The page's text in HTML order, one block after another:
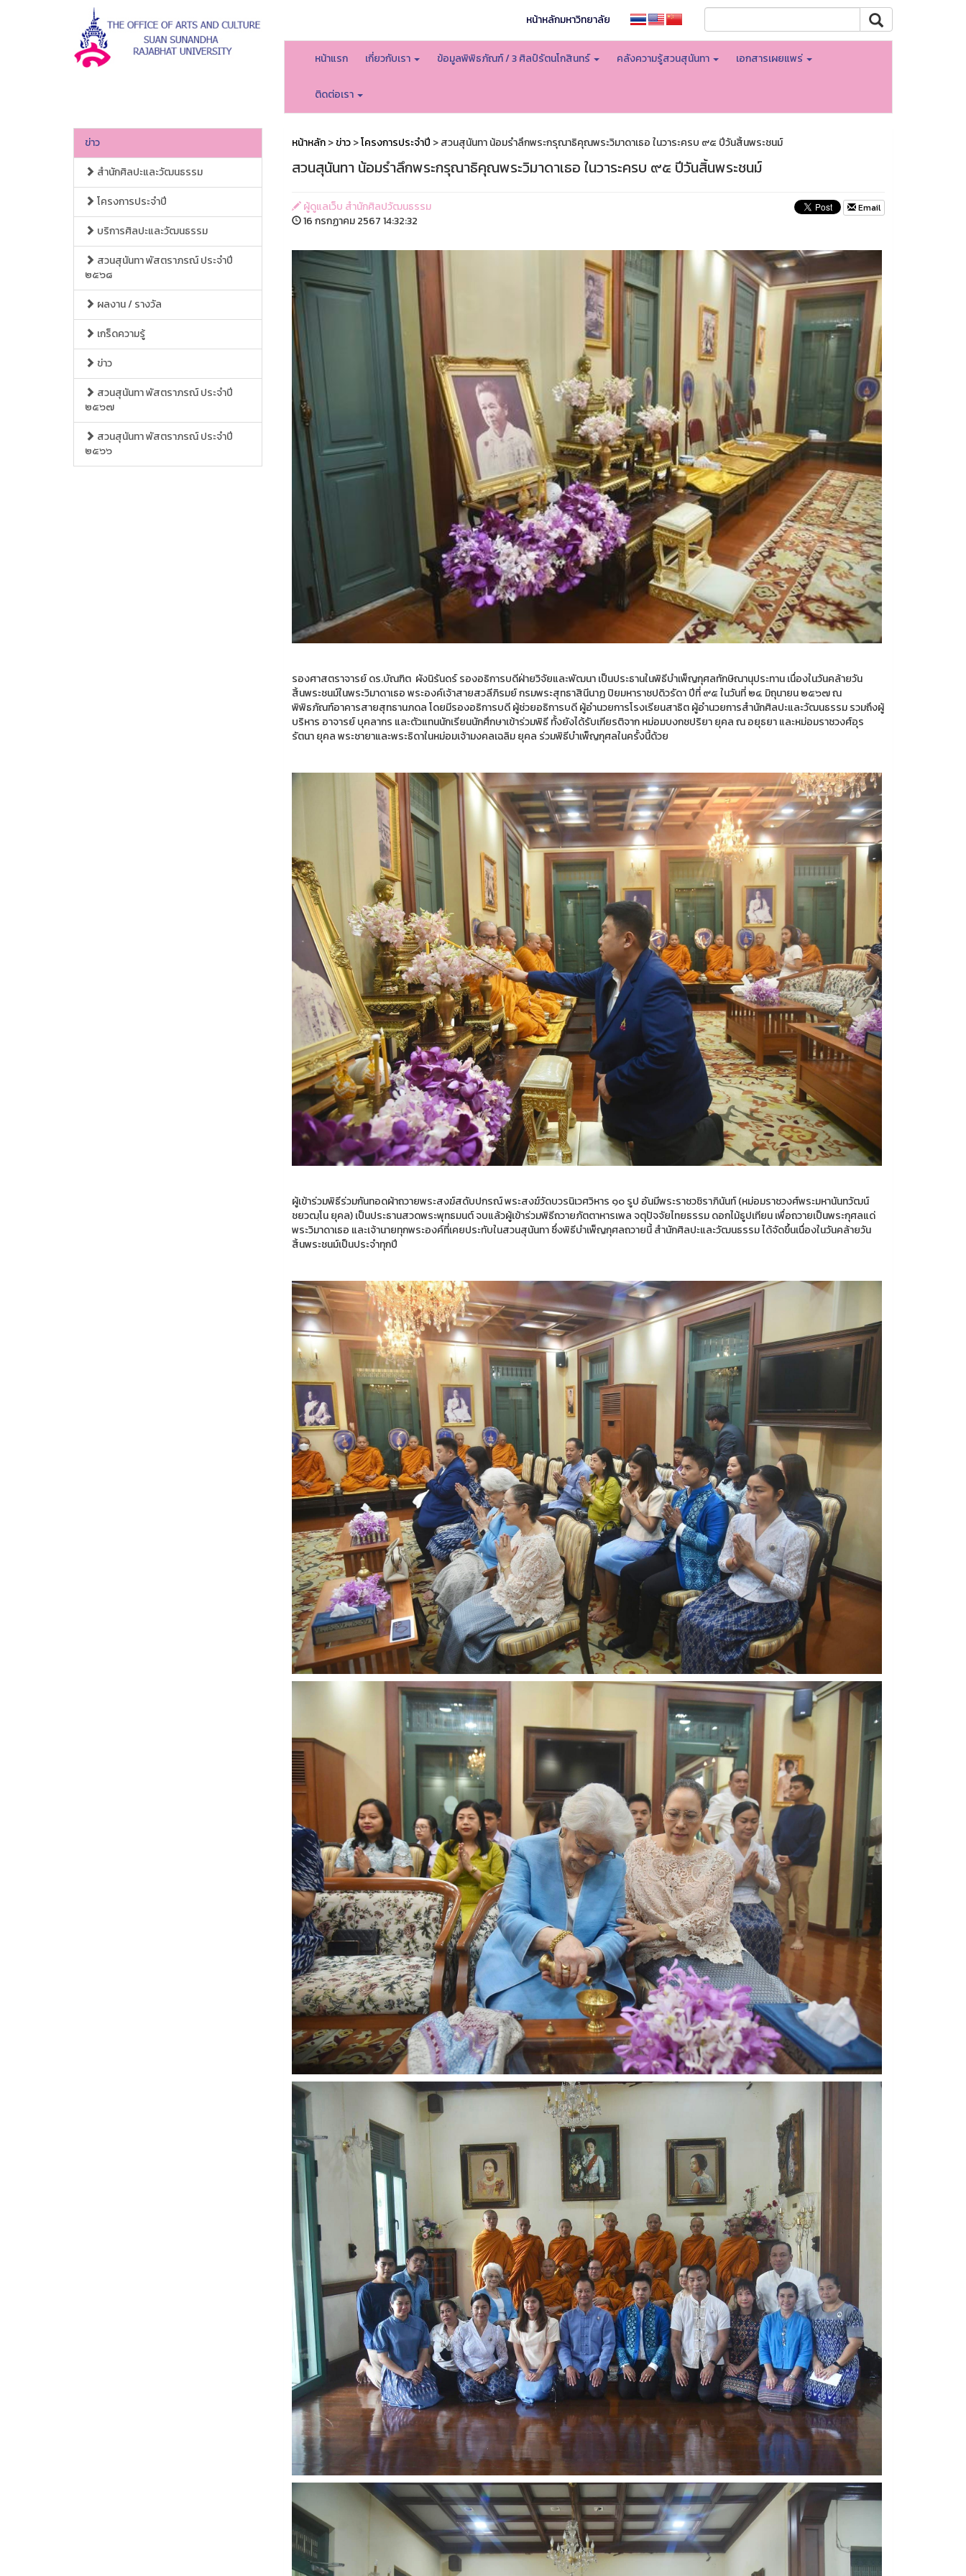
หน้าหลักมหาวิทยาลัย
หน้าแรก เกี่ยวกับเรา ข้อมูลพิพิธภัณฑ์ / 3 ศิลป์รัตนโกสินทร์ คลังความรู้สวนสุนันทา เอกสารเผยแพร่
ติดต่อเรา
ข่าว
สำนักศิลปะและวัฒนธรรม
โครงการประจำปี
บริการศิลปะและวัฒนธรรม
สวนสุนันทา พัสตราภรณ์ ประจำปี
๒๕๖๘
ผลงาน / รางวัล
เกร็ดความรู้
ข่าว
สวนสุนันทา พัสตราภรณ์ ประจำปี
๒๕๖๗
สวนสุนันทา พัสตราภรณ์ ประจำปี
๒๕๖๖
หน้าหลัก>ข่าว>โครงการประจำปี > สวนสุนันทา น้อมรำลึกพระกรุณาธิคุณพระวิมาดาเธอ ในวาระครบ ๙๕ ปีวันสิ้นพระชนม์
สวนสุนันทา น้อมรำลึกพระกรุณาธิคุณพระวิมาดาเธอ ในวาระครบ ๙๕ ปีวันสิ้นพระชนม์
ผู้ดูแลเว็บ สำนักศิลปวัฒนธรรม
16 กรกฏาคม 2567 14:32:32
Email
รองศาสตราจารย์ ดร.บัณฑิต ผังนิรันดร์ รองอธิการบดีฝ่ายวิจัยและพัฒนา เป็นประธานในพิธีบำเพ็ญกุศลทักษิณานุประทาน เนื่องในวันคล้ายวัน
สิ้นพระชนม์ในพระวิมาดาเธอ พระองค์เจ้าสายสวลีภิรมย์ กรมพระสุทธาสินีนาฏ ปิยมหาราชปดิวรัดา ปีที่ ๙๕ ในวันที่ ๒๔ มิถุนายน ๒๕๖๗ ณ
พิพิธภัณฑ์อาคารสายสุทธานภดล โดยมีรองอธิการบดี ผู้ช่วยอธิการบดี ผู้อำนวยการโรงเรียนสาธิต ผู้อำนวยการสำนักศิลปะและวัฒนธรรม รวมถึงผู้
บริหาร อาจารย์ บุคลากร และตัวแทนนักเรียนนักศึกษาเข้าร่วมพิธี ทั้งยังได้รับเกียรติจาก หม่อมบงกชปริยา ยุคล ณ อยุธยา และหม่อมราชวงศ์อุร
รัตนา ยุคล พระชายาและพระธิดาในหม่อมเจ้ามงคลเฉลิม ยุคล ร่วมพิธีบำเพ็ญกุศลในครั้งนี้ด้วย
ผู้เข้าร่วมพิธีร่วมกันทอดผ้าถวายพระสงฆ์สดับปกรณ์ พระสงฆ์วัดบวรนิเวศวิหาร ๑๐ รูป อันมีพระราชวชิราภินันท์ (หม่อมราชวงศ์พระมหานันทวัฒน์
ชยวฒฺโน ยุคล) เป็นประธานสวดพระพุทธมนต์ จบแล้วผู้เข้าร่วมพิธีถวายภัตตาหารเพล จตุปัจจัยไทยธรรม ดอกไม้ธูปเทียน เพื่อถวายเป็นพระกุศลแด่
พระวิมาดาเธอ และเจ้านายทุกพระองค์ที่เคยประทับในสวนสุนันทา ซึ่งพิธีบำเพ็ญกุศลถวายนี้ สำนักศิลปะและวัฒนธรรม ได้จัดขึ้นเนื่องในวันคล้ายวัน
สิ้นพระชนม์เป็นประจำทุกปี